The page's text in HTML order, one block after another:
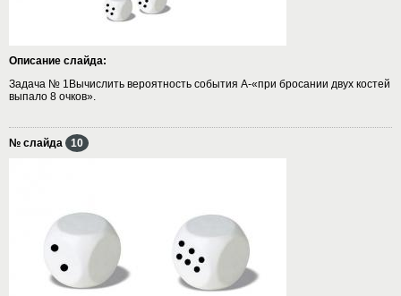
Описание слайда:
Задача № 1Вычислить вероятность события А-«при бросании двух костей
выпало 8 очков».
№ слайда 10